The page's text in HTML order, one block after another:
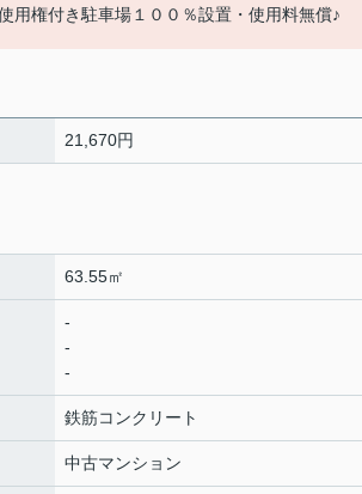
用権付き駐車場１００％設置・使用料無償♪
21,670円
63.55㎡
-
-
-
鉄筋コンクリート
中古マンション